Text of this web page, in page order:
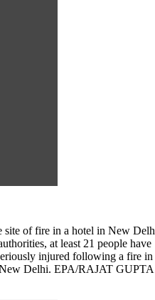
site of fire in a hotel in New
at least 21 people have
injured following a fire in
Delhi. EPA/RAJAT GUPTA